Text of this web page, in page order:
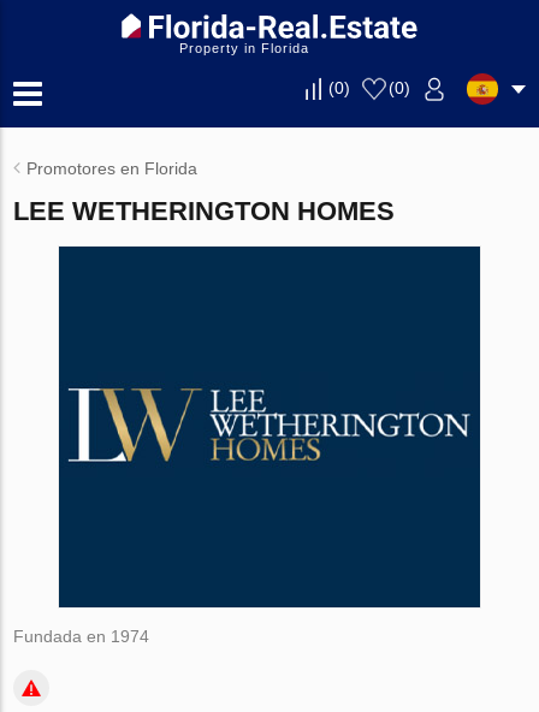
Property in Florida
(0) (0)
Promotores en Florida
LEE WETHERINGTON HOMES
Fundada en 1974